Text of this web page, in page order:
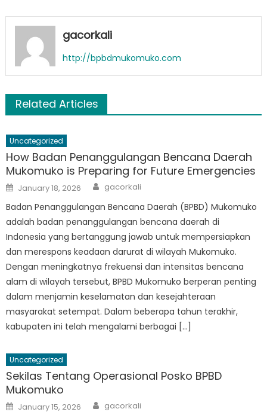
gacorkali
http://bpbdmukomuko.com
Related Articles
Uncategorized
How Badan Penanggulangan Bencana Daerah
Mukomuko is Preparing for Future Emergencies
Posted
on
January 18, 2026 Author
gacorkali
Badan Penanggulangan Bencana Daerah (BPBD) Mukomuko
adalah badan penanggulangan bencana daerah di
Indonesia yang bertanggung jawab untuk mempersiapkan
dan merespons keadaan darurat di wilayah Mukomuko.
Dengan meningkatnya frekuensi dan intensitas bencana
alam di wilayah tersebut, BPBD Mukomuko berperan penting
dalam menjamin keselamatan dan kesejahteraan
masyarakat setempat. Dalam beberapa tahun terakhir,
kabupaten ini telah mengalami berbagai […]
Uncategorized
Sekilas Tentang Operasional Posko BPBD
Mukomuko
Posted
on
January 15, 2026 Author
gacorkali